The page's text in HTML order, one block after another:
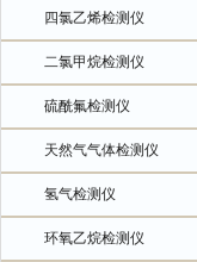
四氯乙烯检测仪
二氯甲烷检测仪
硫酰氟检测仪
天然气气体检测仪
氢气检测仪
环氧乙烷检测仪